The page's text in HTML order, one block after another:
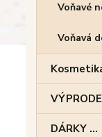
Voňavé
Voňavá
DÁRKY ...